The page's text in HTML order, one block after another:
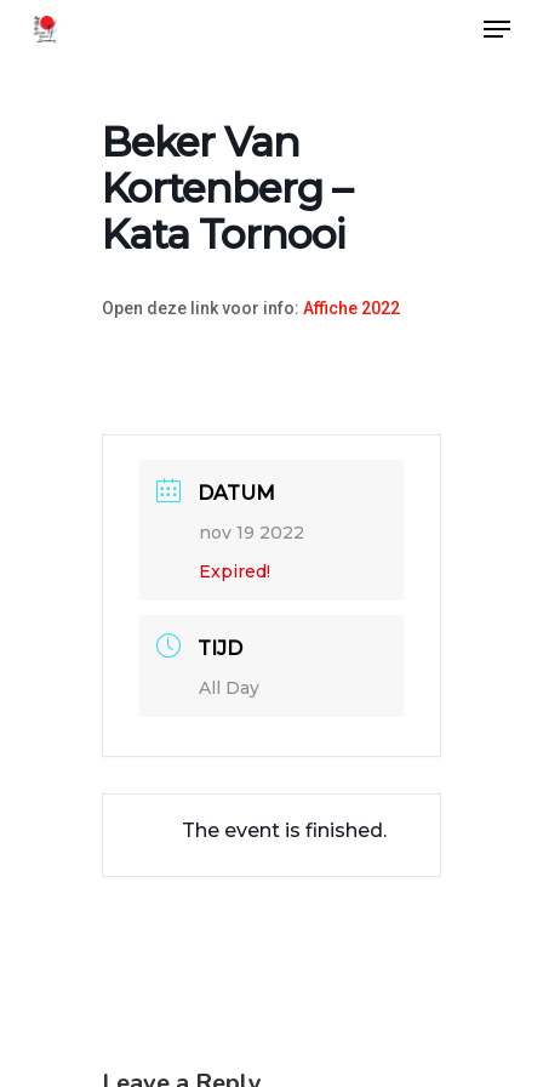
Skip
Menu
Beker Van
Kortenberg –
Kata Tornooi
Open deze link voor info: Affiche 2022
DATUM
nov 19 2022
Expired!
TIJD
All Day
The event is finished.